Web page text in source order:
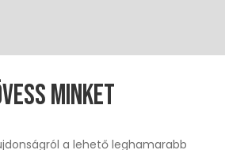
minket
a lehető leghamarabb